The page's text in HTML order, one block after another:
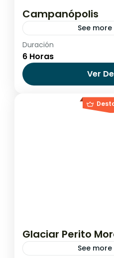
Campanópolis
See
Argentina
Duración
6 Horas
Ver
Glaciar Perito
See